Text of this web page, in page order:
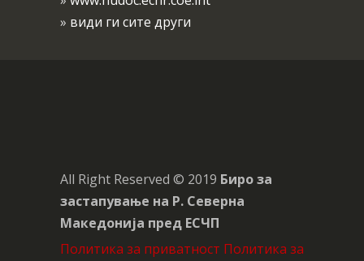
» види ги сите други
All Right Reserved © 2019 Биро за
застапување на Р. Северна
Македонија пред ЕСЧП
Политика за приватност Политика за